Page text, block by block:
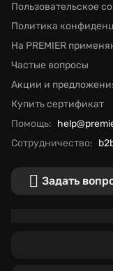
Пользовательское
Политика
На PREMIER
Частые вопросы
Акции и
Купить сертификат
Помощь:
Сотрудничество:
Задать